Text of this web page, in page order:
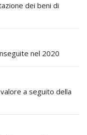
dei beni di
nel 2020
a seguito della